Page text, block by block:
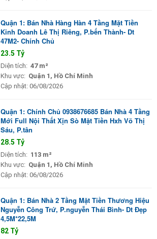
Quận 1: Bán Nhà Hàng Hàn 4 Tầng Mặt Tiền
Kinh Doanh Lê Thị Riêng, P.bến Thành- Dt
47M2- Chính Chủ
23.5 Tỷ
Diện tích: 47 m²
Khu vực: Quận 1, Hồ Chí Minh
Cập nhật: 06/08/2026
Quận 1: Chính Chủ 0938676685 Bán Nhà 4 Tầng
Mới Full Nội Thất Xịn Sò Mặt Tiền Hxh Võ Thị
Sáu, P.tân
28.5 Tỷ
Diện tích: 113 m²
Khu vực: Quận 1, Hồ Chí Minh
Cập nhật: 06/08/2026
Quận 1: Bán Nhà 2 Tầng Mặt Tiền Thương Hiệu
Nguyễn Công Trứ, P.nguyễn Thái Bình- Dt Đẹp
4,5M*22,5M
82 Tỷ